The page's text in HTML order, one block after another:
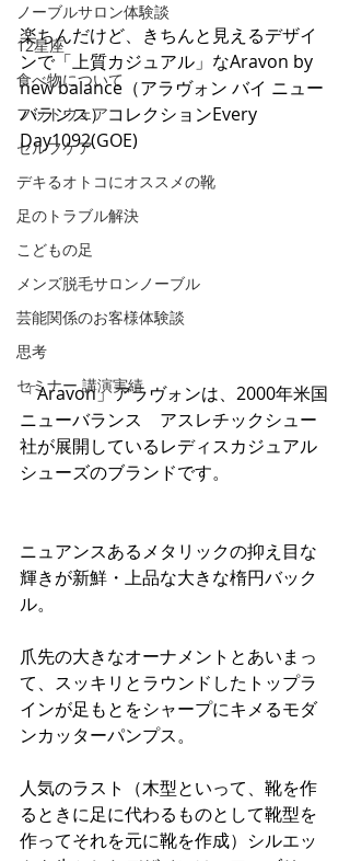
ノーブルサロン体験談
12星座
食べ物について
フットウェア
セルフケア
デキるオトコにオススメの靴
足のトラブル解決
こどもの足
メンズ脱毛サロンノーブル
芸能関係のお客様体験談
思考
セミナー 講演実績
楽ちんだけど、きちんと見えるデザイ
ンで「上質カジュアル」なAravon by
new balance（アラヴォン バイ ニュー
バランス）コレクションEvery
Day1092(GOE)
「Aravon」アラヴォンは、2000年米国
ニューバランス　アスレチックシュー
社が展開しているレディスカジュアル
シューズのブランドです。
ニュアンスあるメタリックの抑え目な
輝きが新鮮・上品な大きな楕円バック
ル。
爪先の大きなオーナメントとあいまっ
て、スッキリとラウンドしたトップラ
インが足もとをシャープにキメるモダ
ンカッターパンプス。
人気のラスト（木型といって、靴を作
るときに足に代わるものとして靴型を
作ってそれを元に靴を作成）シルエッ